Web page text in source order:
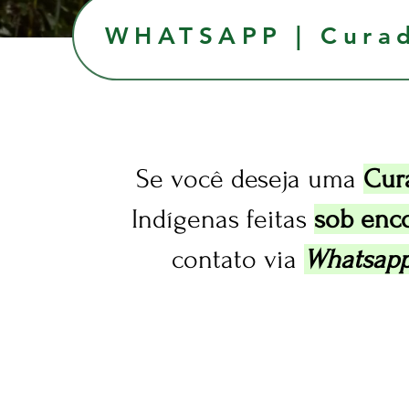
WHATSAPP |
Se você deseja uma
Indígenas feitas sob
contato via